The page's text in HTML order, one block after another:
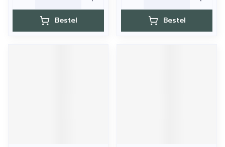
Bestel Bestel